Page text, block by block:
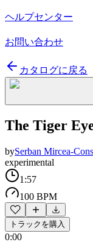
ヘルプセンター
お問い合わせ
カタログに戻る
The Tiger
bySerban Mircea-
experimental
1:57
100 BPM
トラックを購入
0:00